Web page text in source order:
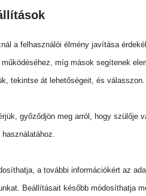
a felhasználói élmény javítása
működéséhez, míg mások segítenek
tekintse át lehetőségeit, és válasszon.
győződjön meg arról, hogy szülője
a további információkért az
Beállításait később módosíthatja